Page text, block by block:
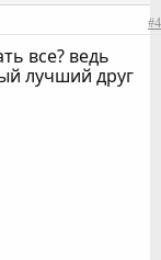
#4
все? ведь
лучший друг